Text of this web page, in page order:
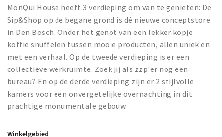
Uitjes & activiteiten
Toeristische routes
Natuurgebieden
Baroniepoorten
Sport
Andere City Apps
Inloggen
MonQui House heeft 3 verdieping om van te genieten: De
Sip&Shop op de begane grond is dé nieuwe conceptstore
in Den Bosch. Onder het genot van een lekker kopje
koffie snuffelen tussen mooie producten, allen uniek en
met een verhaal. Op de tweede verdieping is er een
collectieve werkruimte. Zoek jij als zzp'er nog een
bureau? En op de derde verdieping zijn er 2 stijlvolle
kamers voor een onvergetelijke overnachting in dit
prachtige monumentale gebouw.
Winkelgebied